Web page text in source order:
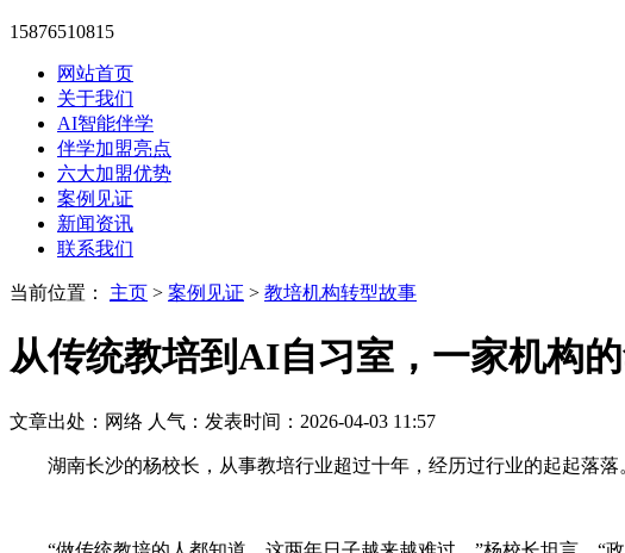
15876510815
网站首页
关于我们
AI智能伴学
伴学加盟亮点
六大加盟优势
案例见证
新闻资讯
联系我们
当前位置： 主页 > 案例见证 > 教培机构转型故事
从传统教培到AI自习室，一家机构
文章出处：网络 人气： 发表时间：2026-04-03 11:57
湖南长沙的杨校长，从事教培行业超过十年，经历过行业的起起落